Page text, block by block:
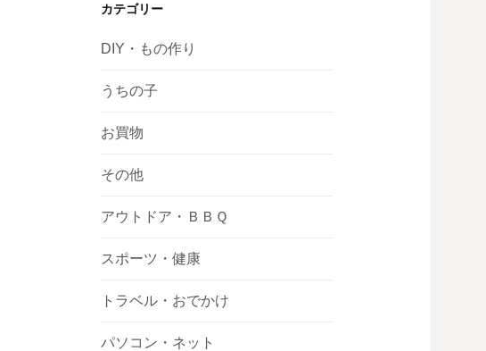
カテゴリー
DIY・もの作り
うちの子
お買物
その他
アウトドア・ＢＢＱ
スポーツ・健康
トラベル・おでかけ
パソコン・ネット